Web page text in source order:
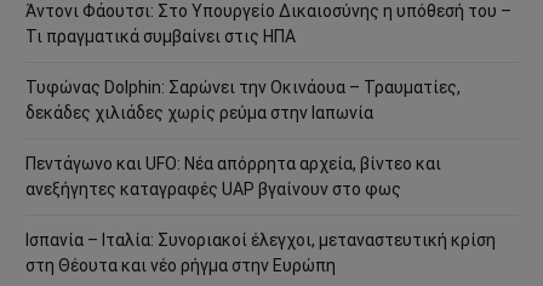
Άντονι Φάουτσι: Στο Υπουργείο Δικαιοσύνης η υπόθεσή του –
Τι πραγματικά συμβαίνει στις ΗΠΑ
Τυφώνας Dolphin: Σαρώνει την Οκινάουα – Τραυματίες,
δεκάδες χιλιάδες χωρίς ρεύμα στην Ιαπωνία
Πεντάγωνο και UFO: Νέα απόρρητα αρχεία, βίντεο και
ανεξήγητες καταγραφές UAP βγαίνουν στο φως
Ισπανία – Ιταλία: Συνοριακοί έλεγχοι, μεταναστευτική κρίση
στη Θέουτα και νέο ρήγμα στην Ευρώπη